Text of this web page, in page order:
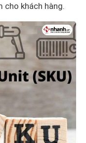
cho khách hàng.